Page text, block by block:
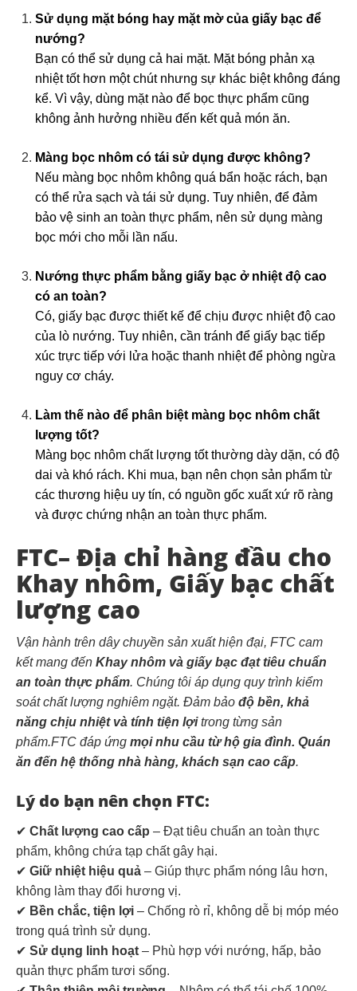
Sử dụng mặt bóng hay mặt mờ của giấy bạc để
nướng?
Bạn có thể sử dụng cả hai mặt. Mặt bóng phản xạ
nhiệt tốt hơn một chút nhưng sự khác biệt không đáng
kể. Vì vậy, dùng mặt nào để bọc thực phẩm cũng
không ảnh hưởng nhiều đến kết quả món ăn.
Màng bọc nhôm có tái sử dụng được không?
Nếu màng bọc nhôm không quá bẩn hoặc rách, bạn
có thể rửa sạch và tái sử dụng. Tuy nhiên, để đảm
bảo vệ sinh an toàn thực phẩm, nên sử dụng màng
bọc mới cho mỗi lần nấu.
Nướng thực phẩm bằng giấy bạc ở nhiệt độ cao
có an toàn?
Có, giấy bạc được thiết kế để chịu được nhiệt độ cao
của lò nướng. Tuy nhiên, cần tránh để giấy bạc tiếp
xúc trực tiếp với lửa hoặc thanh nhiệt để phòng ngừa
nguy cơ cháy.
Làm thế nào để phân biệt màng bọc nhôm chất
lượng tốt?
Màng bọc nhôm chất lượng tốt thường dày dặn, có độ
dai và khó rách. Khi mua, bạn nên chọn sản phẩm từ
các thương hiệu uy tín, có nguồn gốc xuất xứ rõ ràng
và được chứng nhận an toàn thực phẩm.
FTC– Địa chỉ hàng đầu cho
Khay nhôm, Giấy bạc chất
lượng cao
Vận hành trên dây chuyền sản xuất hiện đại, FTC cam
kết mang đến Khay nhôm và giấy bạc đạt tiêu chuẩn
an toàn thực phẩm. Chúng tôi áp dụng quy trình kiểm
soát chất lượng nghiêm ngặt. Đảm bảo độ bền, khả
năng chịu nhiệt và tính tiện lợitrong từng sản
phẩm.FTC đáp ứng mọi nhu cầu từ hộ gia đình. Quán
ăn đến hệ thống nhà hàng, khách sạn cao cấp.
Lý do bạn nên chọn FTC:
✔ Chất lượng cao cấp – Đạt tiêu chuẩn an toàn thực
phẩm, không chứa tạp chất gây hại.
✔ Giữ nhiệt hiệu quả – Giúp thực phẩm nóng lâu hơn,
không làm thay đổi hương vị.
✔ Bền chắc, tiện lợi – Chống rò rỉ, không dễ bị móp méo
trong quá trình sử dụng.
✔ Sử dụng linh hoạt – Phù hợp với nướng, hấp, bảo
quản thực phẩm tươi sống.